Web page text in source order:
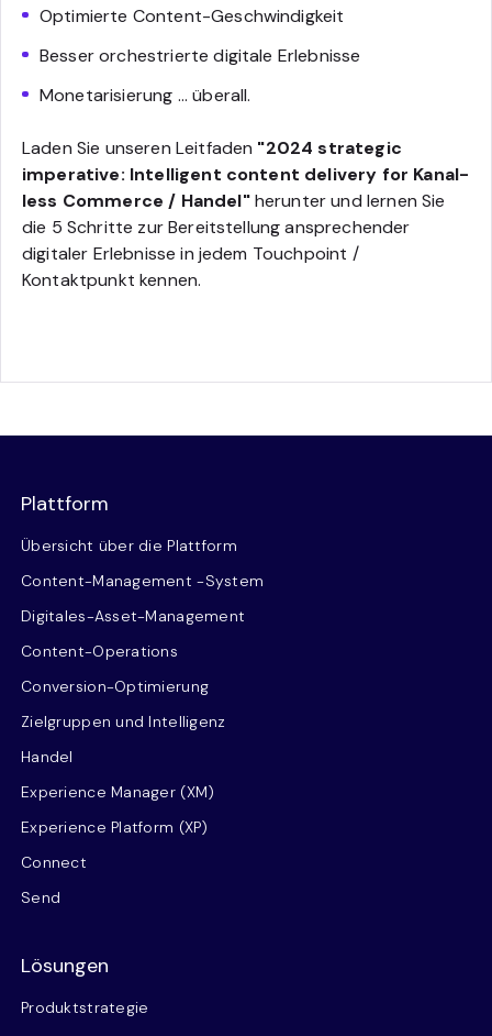
Optimierte Content-Geschwindigkeit
Besser orchestrierte digitale Erlebnisse
Monetarisierung ... überall.
Laden Sie unseren Leitfaden "2024 strategic
imperative: Intelligent content delivery for Kanal-
less Commerce / Handel"herunter und lernen Sie
die 5 Schritte zur Bereitstellung ansprechender
digitaler Erlebnisse in jedem Touchpoint /
Kontaktpunkt kennen.
Plattform
Übersicht über die Plattform
Content-Management -System
Digitales-Asset-Management
Content-Operations
Conversion-Optimierung
Zielgruppen und Intelligenz
Handel
Experience Manager (XM)
Experience Platform (XP)
Connect
Send
Lösungen
Produktstrategie